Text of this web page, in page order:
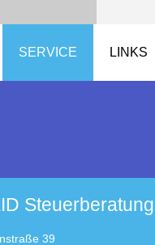
SERVICE LINKS
39